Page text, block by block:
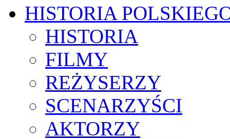
HISTORIA
HISTORIA
FILMY
REŻYSERZY
SCENARZYŚCI
AKTORZY